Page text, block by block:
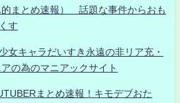
的まとめ速報） 話題な事件からおも
す
女キャラだいすき永遠の非リア充・
の為のマニアックサイト
まとめ速報！キモデブおた